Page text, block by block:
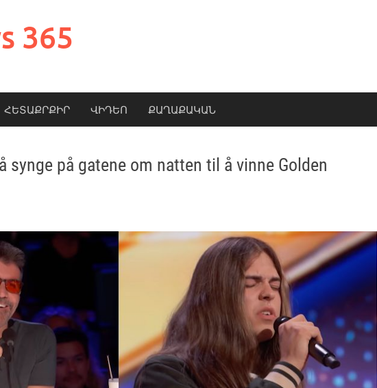
365
ՀԵՏԱՔՐՔԻՐ ՎԻԴԵՈ ՔԱՂԱՔԱԿԱՆ
synge på gatene om natten til å vinne Golden